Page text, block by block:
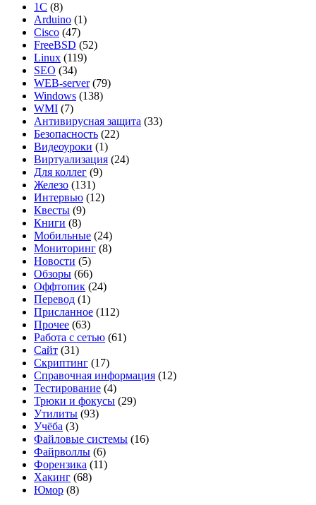
1С (8)
Arduino (1)
Cisco (47)
FreeBSD (52)
Linux (119)
SEO (34)
WEB-server(79)
Windows (138)
WMI (7)
Антивирусная защита (33)
Безопасность (22)
Видеоуроки (1)
Виртуализация (24)
Для коллег (9)
Железо (131)
Интервью (12)
Квесты (9)
Книги (8)
Мобильные (24)
Мониторинг (8)
Новости (5)
Обзоры (66)
Оффтопик (24)
Перевод (1)
Присланное (112)
Прочее (63)
Работа с сетью (61)
Сайт (31)
Скриптинг (17)
Справочная информация (12)
Тестирование (4)
Трюки и фокусы (29)
Утилиты (93)
Учёба (3)
Файловые системы (16)
Файрволлы (6)
Форензика (11)
Хакинг (68)
Юмор (8)